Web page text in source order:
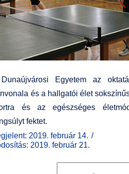
Egyetem az
és a hallgatói élet
és az egészséges
fektet.
2019. február 14.
2019. február 21.